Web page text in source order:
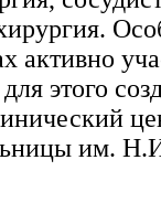
активно
этого
им.